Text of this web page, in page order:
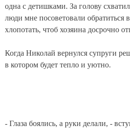
одна с детишками. За голову
люди мне посоветовали обратиться
хлопотать, чтоб хозяина досрочно
Когда Николай вернулся супруги
в котором будет тепло и уютно.
- Глаза боялись, а руки делали, -